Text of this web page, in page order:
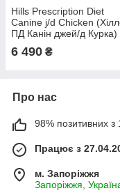
Hills Prescription Diet
Canine j/d Chicken
ПД Канін джей/д Курка)
для собак проти болів у
суглобах
6 490 ₴
Про нас
98% позитивних з
Працює з
м. Запоріжжя
Запоріжжя,